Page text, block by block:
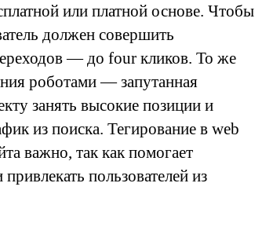
или платной основе. Чтобы
должен совершить
— до four кликов. То же
роботами — запутанная
занять высокие позиции и
из поиска. Тегирование в web
важно, так как помогает
пользователей из